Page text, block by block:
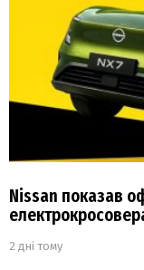
Nissan показав
2 дні тому